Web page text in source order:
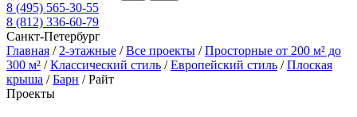
8 (495) 565-30-55
8 (812) 336-60-79
Санкт-Петербург
Главная / 2-этажные /Все проекты /Просторные от 200 м² до
300 м² /Классический стиль /Европейский стиль /Плоская
крыша /Барн /Райт
Проекты